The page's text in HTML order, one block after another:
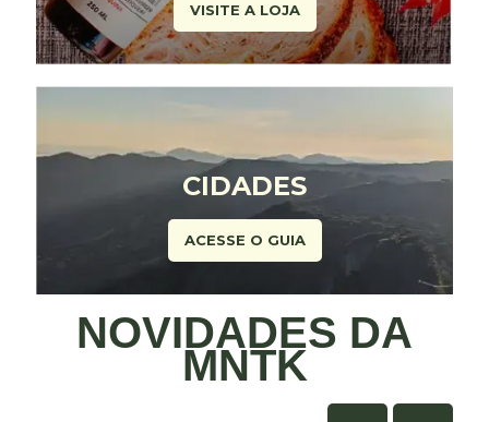
VISITE A LOJA
CIDADES
ACESSE O GUIA
NOVIDADES DA
MNTK